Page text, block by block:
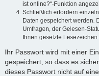
ist online?“-Funktion
Schließlich erfordern
Daten gespeichert werden.
Umfragen, der Gelesen-
Ihnen gesetzte
Ihr Passwort wird mit einer
gespeichert, so dass es
dieses Passwort nicht auf